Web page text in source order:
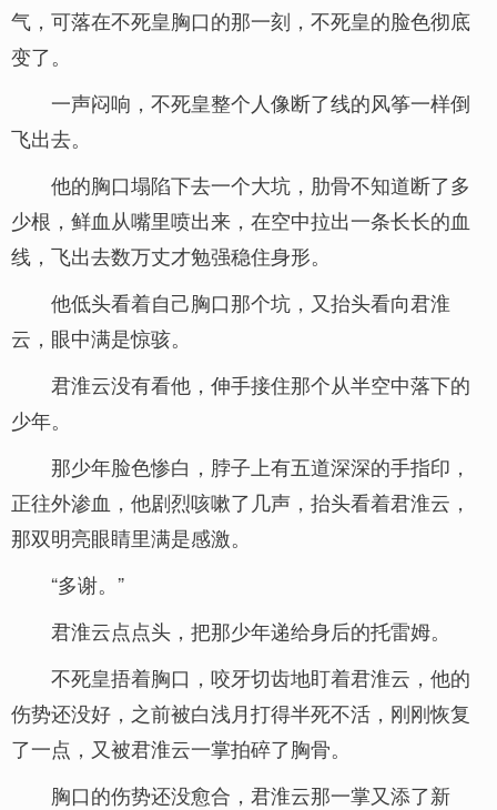
气，可落在不死皇胸口的那一刻，不死皇的脸色彻底
变了。
一声闷响，不死皇整个人像断了线的风筝一样倒
飞出去。
他的胸口塌陷下去一个大坑，肋骨不知道断了多
少根，鲜血从嘴里喷出来，在空中拉出一条长长的血
线，飞出去数万丈才勉强稳住身形。
他低头看着自己胸口那个坑，又抬头看向君淮
云，眼中满是惊骇。
君淮云没有看他，伸手接住那个从半空中落下的
少年。
那少年脸色惨白，脖子上有五道深深的手指印，
正往外渗血，他剧烈咳嗽了几声，抬头看着君淮云，
那双明亮眼睛里满是感激。
“多谢。”
君淮云点点头，把那少年递给身后的托雷姆。
不死皇捂着胸口，咬牙切齿地盯着君淮云，他的
伤势还没好，之前被白浅月打得半死不活，刚刚恢复
了一点，又被君淮云一掌拍碎了胸骨。
胸口的伤势还没愈合，君淮云那一掌又添了新